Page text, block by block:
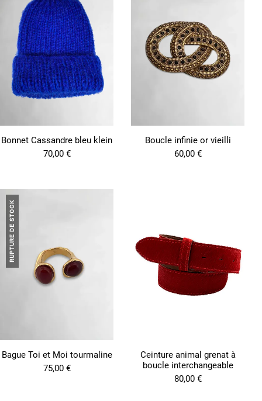
Bonnet Cassandre bleu klein
70,00 €
Boucle infinie or vieilli
60,00 €
RUPTURE DE STOCK
Bague Toi et Moi tourmaline
75,00 €
Ceinture animal grenat à
boucle interchangeable
80,00 €